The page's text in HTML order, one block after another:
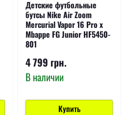
Детские футбольные
бутсы Nike Air Zoom
Mercurial Vapor 16 Pro x
Mbappe FG Junior HF5450-
801
4 799 грн.
В наличии
Купить